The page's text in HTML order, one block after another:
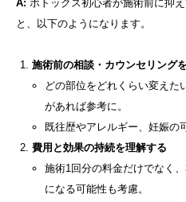
A: ボトックス初心者が施術前に抑
と、以下のようになります。
施術前の相談・カウンセリング
どの部位をどれくらい変えた
があれば参考に。
既往歴やアレルギー、妊娠の
費用と効果の持続を理解する
施術1回分の料金だけでなく
になる可能性も考慮。